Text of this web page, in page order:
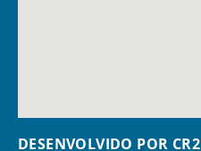
DESENVOLVIDO POR CR2